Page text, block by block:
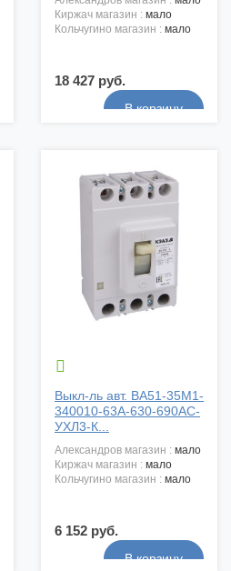
киржач магазин : мало
кольчугино магазин : мало
18 427 руб.

Выкл-ль авт. ВА51-35М1-
340010-63А-630-690AC-
УХЛ3-К...
александров магазин : мало
киржач магазин : мало
кольчугино магазин : мало
6 152 руб.